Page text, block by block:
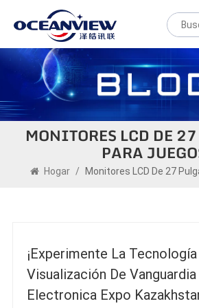
MONITORES LCD DE
PARA
Hogar / Monitores LCD De 27
¡Experimente La Tecnología
Visualización De Vanguardia
Electronica Expo